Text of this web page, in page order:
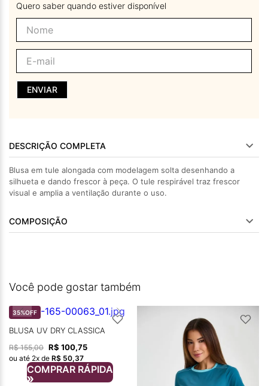
Quero saber quando estiver disponível
ENVIAR
DESCRIÇÃO COMPLETA
Blusa em tule alongada com modelagem solta desenhando a
silhueta e dando frescor à peça. O tule respirável traz frescor
visual e amplia a ventilação durante o uso.
COMPOSIÇÃO
Você pode gostar também
35%OFF
BLUSA UV DRY CLASSICA
R$ 155,00 R$ 100,75
ou até 2x de R$ 50,37
COMPRAR RÁPIDA